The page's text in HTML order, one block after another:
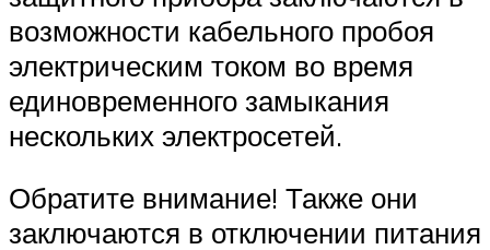
возможности кабельного пробоя
электрическим током во время
единовременного замыкания
нескольких электросетей.
Обратите внимание! Также они
заключаются в отключении питания